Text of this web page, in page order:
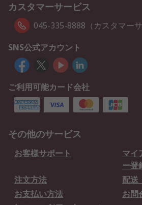
カスタマーサービス
045-335-8888（カスタマーサ
SNS公式アカウント
ご利用可能カード会社
その他のサービス
お客様サポート
マイ
ー登
注文方法
配送
お支払い方法
お問